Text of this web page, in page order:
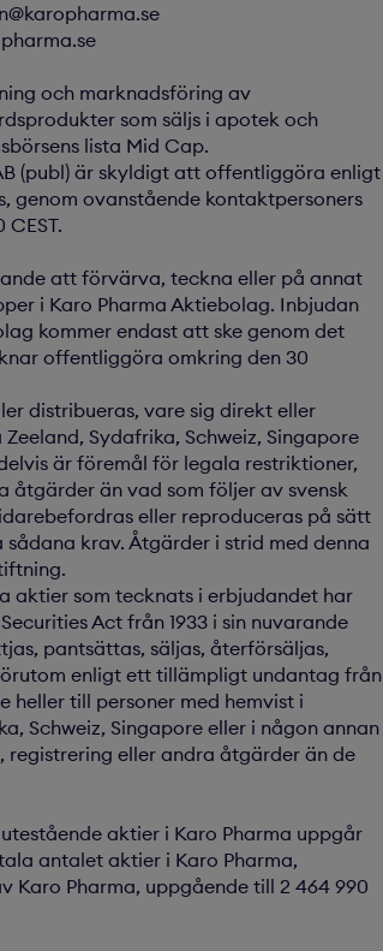
och marknadsföring av
som säljs i apotek och
lista Mid Cap.
(publ) är skyldigt att offentliggöra enligt
genom ovanstående kontaktpersoners
att förvärva, teckna eller på annat
i Karo Pharma Aktiebolag. Inbjudan
kommer endast att ske genom det
offentliggöra omkring den 30
distribueras, vare sig direkt eller
Sydafrika, Schweiz, Singapore
är föremål för legala restriktioner,
åtgärder än vad som följer av svensk
eller reproduceras på sätt
krav. Åtgärder i strid med denna
aktier som tecknats i erbjudandet har
Act från 1933 i sin nuvarande
pantsättas, säljas, återförsäljas,
enligt ett tillämpligt undantag från
heller till personer med hemvist i
Schweiz, Singapore eller i någon annan
eller andra åtgärder än de
aktier i Karo Pharma uppgår
antalet aktier i Karo Pharma,
Karo Pharma, uppgående till 2 464 990